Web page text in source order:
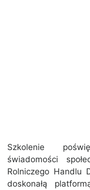
Szkolenie
świadomości
Rolniczego Handlu
doskonałą